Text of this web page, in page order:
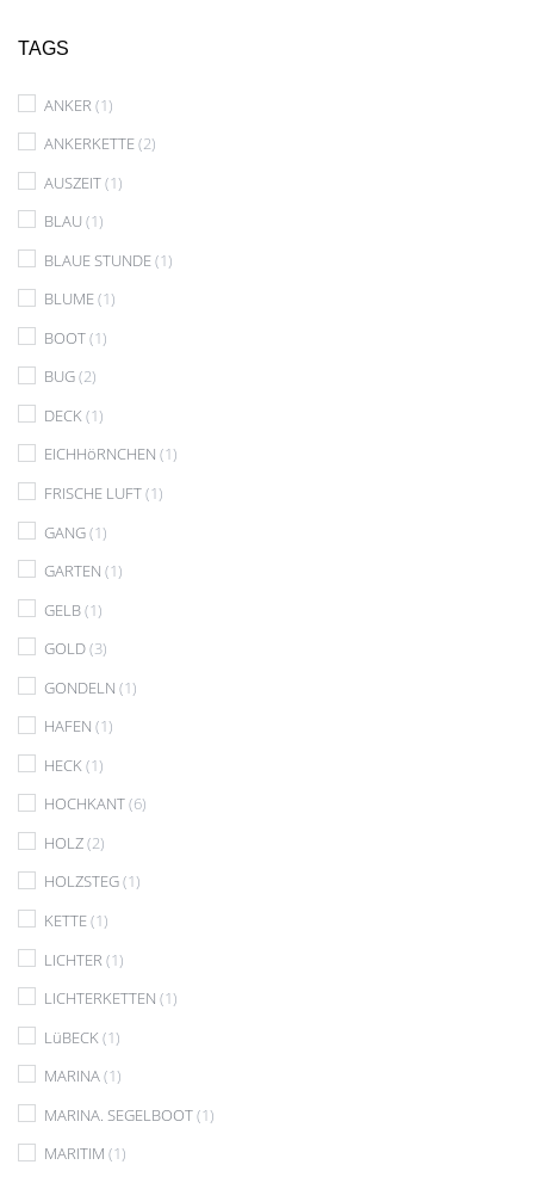
TAGS
ANKER (1)
ANKERKETTE(2)
AUSZEIT(1)
BLAU (1)
BLAUE STUNDE(1)
BLUME(1)
BOOT(1)
BUG(2)
DECK (1)
EICHHöRNCHEN (1)
FRISCHE LUFT(1)
GANG(1)
GARTEN (1)
GELB(1)
GOLD(3)
GONDELN (1)
HAFEN (1)
HECK (1)
HOCHKANT(6)
HOLZ(2)
HOLZSTEG(1)
KETTE(1)
LICHTER (1)
LICHTERKETTEN (1)
LüBECK (1)
MARINA(1)
MARINA. SEGELBOOT(1)
MARITIM (1)